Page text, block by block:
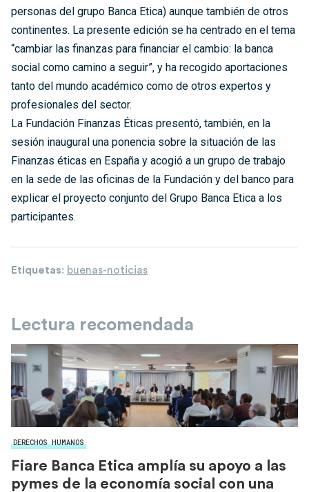
personas del grupo Banca Etica) aunque también de otros
continentes. La presente edición se ha centrado en el tema
“cambiar las finanzas para financiar el cambio: la banca
social como camino a seguir”, y ha recogido aportaciones
tanto del mundo académico como de otros expertos y
profesionales del sector.
La Fundación Finanzas Éticas presentó, también, en la
sesión inaugural una ponencia sobre la situación de las
Finanzas éticas en España y acogió a un grupo de trabajo
en la sede de las oficinas de la Fundación y del banco para
explicar el proyecto conjunto del Grupo Banca Etica a los
participantes.
Etiquetas: buenas-noticias
Lectura recomendada
DERECHOS HUMANOS
Fiare Banca Etica amplía su apoyo a las
pymes de la economía social con una